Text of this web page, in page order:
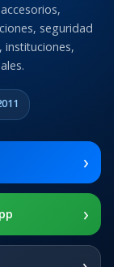
DE TABLETS
/ Samsung
A8 10.5 2021 SM-
DE APOYO
seguridad
›
›